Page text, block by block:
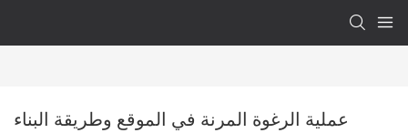
عملية الرغوة المرنة في الموقع وطريقة البناء